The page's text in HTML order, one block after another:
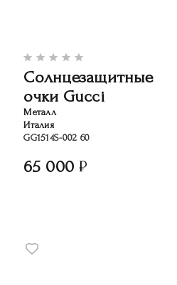
Солнцезащитные
очки Gucci
Металл
Италия
GG1514S-002 60
65 000